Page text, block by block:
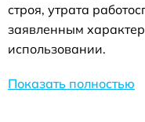
строя, утрата
заявленным
использовании.
Показать полностью